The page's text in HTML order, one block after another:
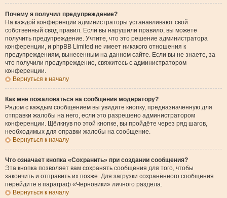
Почему я получил предупреждение?
На каждой конференции администраторы устанавливают свой
собственный свод правил. Если вы нарушили правило, вы можете
получить предупреждение. Учтите, что это решение администратора
конференции, и phpBB Limited не имеет никакого отношения к
предупреждениям, вынесенным на данном сайте. Если вы не знаете, за
что получили предупреждение, свяжитесь с администратором
конференции.
Вернуться к началу
Как мне пожаловаться на сообщения модератору?
Рядом с каждым сообщением вы увидите кнопку, предназначенную для
отправки жалобы на него, если это разрешено администратором
конференции. Щёлкнув по этой кнопке, вы пройдёте через ряд шагов,
необходимых для оправки жалобы на сообщение.
Вернуться к началу
Что означает кнопка «Сохранить» при создании сообщения?
Эта кнопка позволяет вам сохранять сообщения для того, чтобы
закончить и отправить их позже. Для загрузки сохранённого сообщения
перейдите в параграф «Черновики» личного раздела.
Вернуться к началу